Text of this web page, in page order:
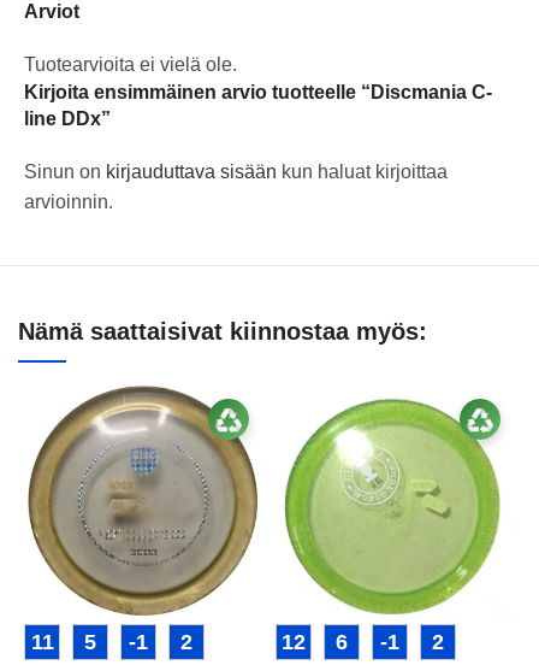
Arviot
Tuotearvioita ei vielä ole.
Kirjoita ensimmäinen arvio tuotteelle “Discmania C-
line DDx”
Sinun on kirjauduttava sisään kun haluat kirjoittaa
arvioinnin.
Nämä saattaisivat kiinnostaa myös:
11 5 -1 2 12 6 -1 2